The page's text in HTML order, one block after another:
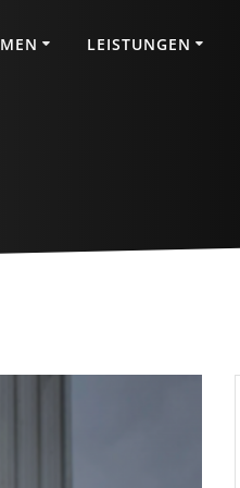
LEISTUNGEN